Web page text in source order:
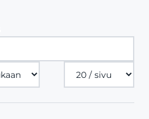
Tuotteita
sivulla